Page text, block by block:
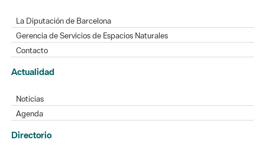
La Diputación de Barcelona
Gerencia de Servicios de Espacios Naturales
Contacto
Actualidad
Noticias
Agenda
Directorio